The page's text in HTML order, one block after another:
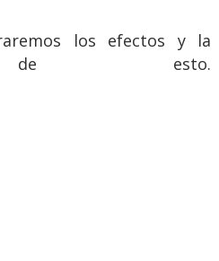
los efectos y la
de esto.